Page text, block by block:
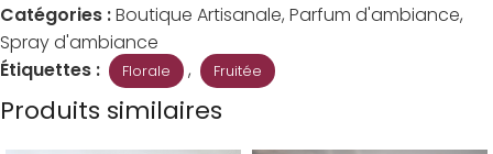
Catégories :Boutique Artisanale, Parfum d'ambiance,
Spray d'ambiance
Étiquettes :
Florale , Fruitée
Produits similaires